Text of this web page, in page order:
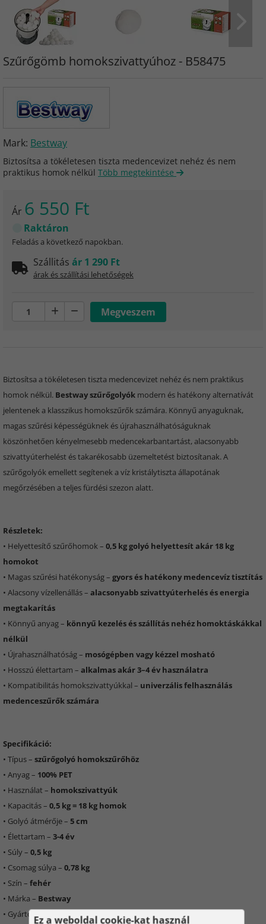
Szűrőgömb homokszivattyúhoz - B58475
Mark: Bestway
Biztosítsa a tökéletesen tiszta medencevizet nehéz és nem
praktikus homok nélkül Több megtekintése
Ár 6 550 Ft
Raktáron
Feladás a következő napokban.
Szállitás ár 1 290 Ft
árak és szállítási lehetőségek
Biztosítsa a tökéletesen tiszta medencevizet nehéz és nem praktikus
homok nélkül. Bestway szűrőgolyók modern és hatékony alternatívát
jelentenek a klasszikus homokszűrők számára. Könnyű anyaguknak,
magas szűrési képességüknek és újrahasználhatóságuknak
köszönhetően kényelmesebb medencekarbantartást, alacsonyabb
szivattyúterhelést és takarékosabb üzemeltetést biztosítanak. A
szűrőgolyók emellett segítenek a víz kristálytiszta állapotának
megőrzésében a teljes fürdési szezon alatt.
Részletek:
• Helyettesítő szűrőhomok – 0,5 kg golyó helyettesít akár 18 kg
homokot
• Magas szűrési hatékonyság – gyors és hatékony medencevíz tisztítás
• Alacsony vízellenállás – alacsonyabb szivattyúterhelés és energia
megtakarítás
• Könnyű anyag – könnyű kezelés és szállítás nehéz homoktáskákkal
nélkül
• Újrahasználhatóság – mosógépben vagy kézzel mosható
• Hosszú élettartam – alkalmas akár 3–4 év használatra
• Kompatibilitás homokszivattyúkkal – univerzális felhasználás
medenceszűrők számára
Specifikáció:
• Típus – szűrőgolyó homokszűrőhöz
• Anyag – 100% PET
• Használat – homokszivattyúk
• Kapacitás – 0,5 kg = 18 kg homok
• Golyó átmérője – 5 cm
• Élettartam – 3-4 év
• Súly – 0,5 kg
• Csomag súlya – 0,78 kg
• Szín – fehér
• Márka – Bestway
• Gyártói kód –
58475
Ez a weboldal cookie-kat használ